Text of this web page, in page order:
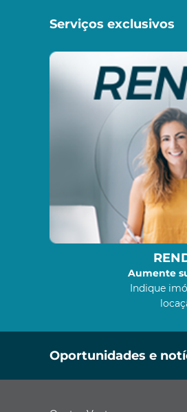
Serviços exclusivos
Aumente
Indique
Oportunidades e